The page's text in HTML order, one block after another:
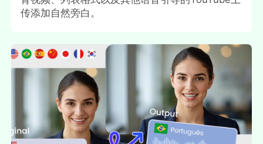
传添加自然旁白。